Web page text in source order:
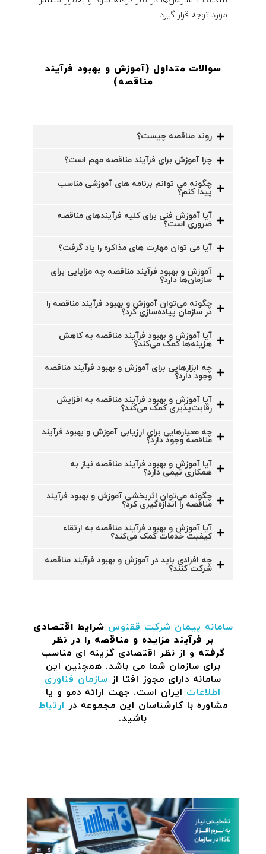
مورد توجه قرار گیرد.
سوالات متداول (آموزش و بهبود فرآیند
مناقصه)
روند مناقصه چیست؟
چرا آموزش برای فرآیند مناقصه مهم است؟
چگونه می توانم برنامه های آموزشی مناسب
پیدا کنم؟
آیا آموزش فنی برای کلیه فرآیندهای مناقصه
ضروری است؟
آیا می توان مهارت های مذاکره را یاد گرفت؟
آموزش و بهبود فرآیند مناقصه چه مزایایی برای
سازمان‌ها دارد؟
چگونه می‌توان آموزش و بهبود فرآیند مناقصه را
در سازمان پیاده‌سازی کرد؟
آیا آموزش و بهبود فرآیند مناقصه به کاهش
هزینه‌ها کمک می‌کند؟
چه ابزارهایی برای آموزش و بهبود فرآیند مناقصه
وجود دارد؟
آیا آموزش و بهبود فرآیند مناقصه به افزایش
رقابت‌پذیری کمک می‌کند؟
چه معیارهایی برای ارزیابی آموزش و بهبود فرآیند
مناقصه وجود دارد؟
آیا آموزش و بهبود فرآیند مناقصه نیاز به
همکاری تیمی دارد؟
چگونه می‌توان اثربخشی آموزش و بهبود فرآیند
مناقصه را اندازه‌گیری کرد؟
آیا آموزش و بهبود فرآیند مناقصه به ارتقاء
کیفیت خدمات کمک می‌کند؟
چه افرادی باید در آموزش و بهبود فرآیند مناقصه
شرکت کنند؟
سامانه پیمان شرکت ققنوس شرایط اقتصادی
بر فرآیند مزایده و مناقصه را در نظر
گرفته و از نظر اقتصادی گزینه ای مناسب
برای سازمان شما می باشد. همچنین این
سامانه دارای مجوز افتا از سازمان فناوری
اطلاعات ایران است. جهت ارائه دمو و یا
مشاوره با کارشناسان این مجموعه در ارتباط
باشید.